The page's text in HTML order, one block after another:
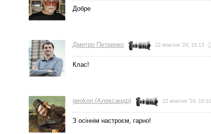
Добре
Дмитро Петренко 22 жовтня '24, 15:13
Клас!
geokon (Александр) 22 жовтня '24, 16:10
З осіннім настроєм, гарно!